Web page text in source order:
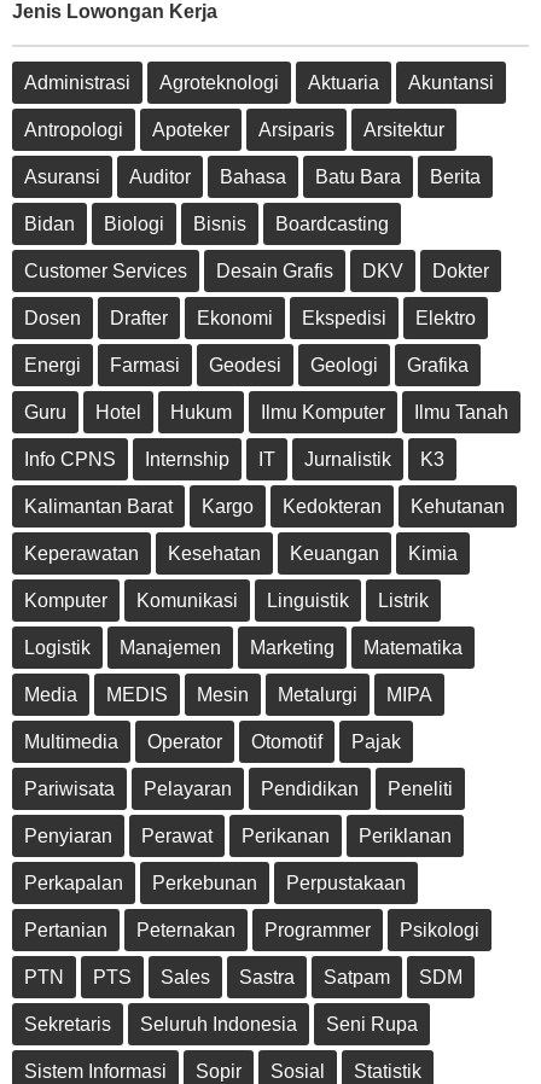
Jenis Lowongan Kerja
Administrasi Agroteknologi Aktuaria Akuntansi
Antropologi Apoteker Arsiparis Arsitektur
Asuransi Auditor Bahasa Batu Bara Berita
Bidan Biologi Bisnis Boardcasting
Customer Services Desain Grafis DKV Dokter
Dosen Drafter Ekonomi Ekspedisi Elektro
Energi Farmasi Geodesi Geologi Grafika
Guru Hotel Hukum Ilmu Komputer Ilmu Tanah
Info CPNS Internship IT Jurnalistik K3
Kalimantan Barat Kargo Kedokteran Kehutanan
Keperawatan Kesehatan Keuangan Kimia
Komputer Komunikasi Linguistik Listrik
Logistik Manajemen Marketing Matematika
Media MEDIS Mesin Metalurgi MIPA
Multimedia Operator Otomotif Pajak
Pariwisata Pelayaran Pendidikan Peneliti
Penyiaran Perawat Perikanan Periklanan
Perkapalan Perkebunan Perpustakaan
Pertanian Peternakan Programmer Psikologi
PTN PTS Sales Sastra Satpam SDM
Sekretaris Seluruh Indonesia Seni Rupa
Sistem Informasi Sopir Sosial Statistik